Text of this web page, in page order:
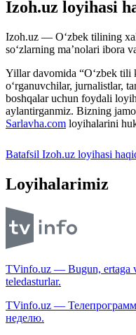
Izoh.uz loyihasi
Izoh.uz — O‘zbek tilining
so‘zlarning ma’nolari ibora
Yillar davomida “O‘zbek tili
o‘rganuvchilar, jurnalistlar,
boshqalar uchun foydali
aylantirganmiz. Bizning
Sarlavha.com loyihalarini
Batafsil Izoh.uz loyihasi
Loyihalarimiz
TVinfo.uz — Bugun, ertaga
teledasturlar.
TVinfo.uz —
неделю.